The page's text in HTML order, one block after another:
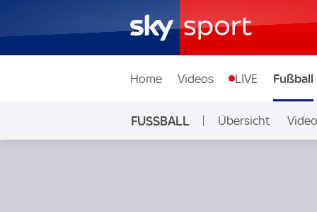
Home Videos LIVE Fußball
FUSSBALL Übersicht